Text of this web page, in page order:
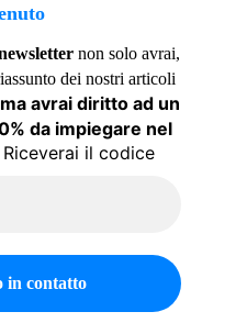
non solo avrai,
dei nostri articoli
ma avrai diritto ad un
da impiegare nel
Riceverai il codice